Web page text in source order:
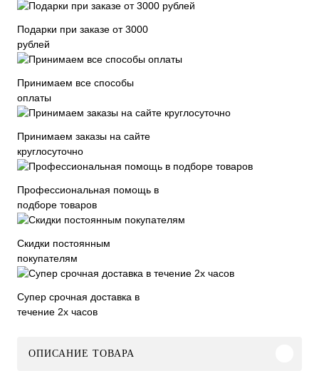
Подарки при заказе от 3000
рублей
Принимаем все способы
оплаты
Принимаем заказы на сайте
круглосуточно
Профессиональная помощь в
подборе товаров
Скидки постоянным
покупателям
Супер срочная доставка в
течение 2х часов
ОПИСАНИЕ ТОВАРА